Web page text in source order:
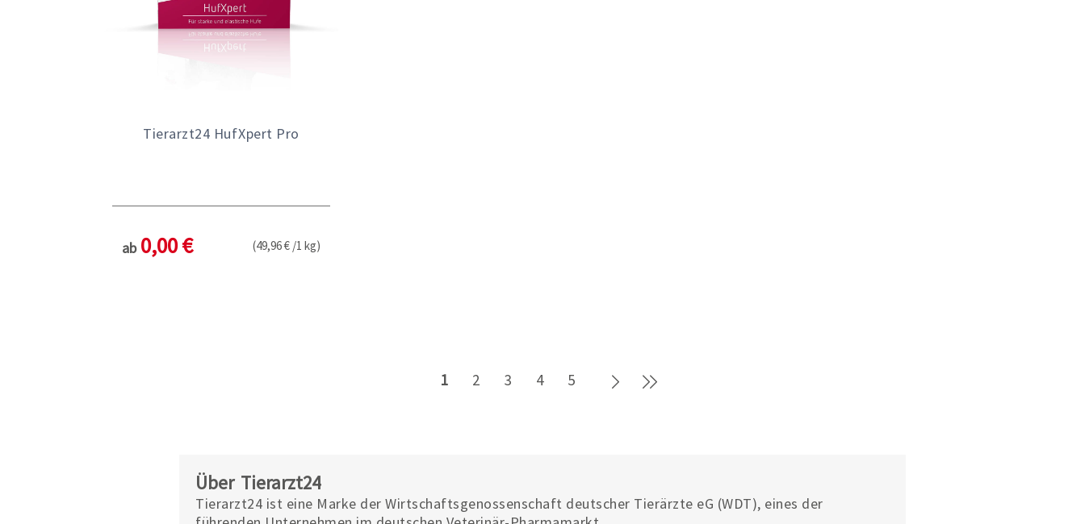
Tierarzt24 HufXpert Pro
ab 0,00 € (49,96 € /1 kg)
1 2 3 4 5 WeiterLetzte Seite
Über Tierarzt24
Tierarzt24 ist eine Marke der Wirtschaftsgenossenschaft deutscher Tierärzte eG (WDT), eines der